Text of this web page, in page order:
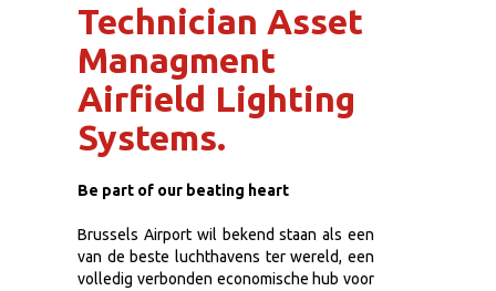
Technician Asset
Managment
Airfield Lighting
Systems.
Be part of our beating heart
Brussels Airport wil bekend staan als een
van de beste luchthavens ter wereld, een
volledig verbonden economische hub voor